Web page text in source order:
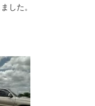
した。